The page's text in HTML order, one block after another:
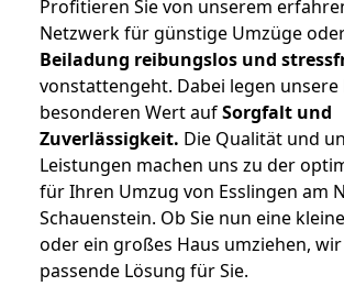
Profitieren Sie von unserem
Netzwerk für günstige Umzüge
Beiladung reibungslos und
vonstattengeht. Dabei legen
besonderen Wert aufSorgfalt und
Zuverlässigkeit. Die Qualität und
Leistungen machen uns zu der
für Ihren Umzug von Esslingen am
Schauenstein. Ob Sie nun eine
oder ein großes Haus umziehen,
passende Lösung für Sie.